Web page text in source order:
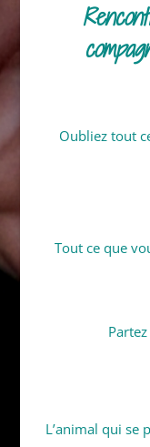
Oubliez tout
Tout ce que
L’animal qui se